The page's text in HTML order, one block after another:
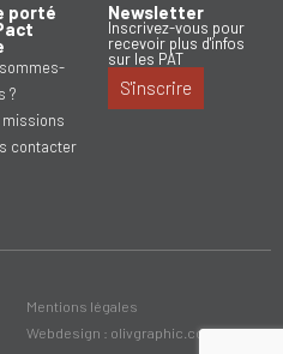
porté
?
missions
contacter
Newsletter
Inscrivez-vous pour
recevoir plus d'infos
sur les PAT
S'inscrire
Mentions légales
Webdesign : olivgraphic.com